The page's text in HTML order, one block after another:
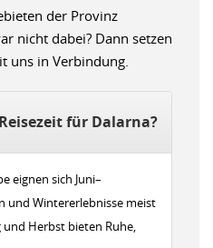
der Provinz
nicht dabei? Dann setzen
uns in Verbindung.
für Dalarna?
eignen sich Juni–
und Wintererlebnisse meist
Herbst bieten Ruhe,